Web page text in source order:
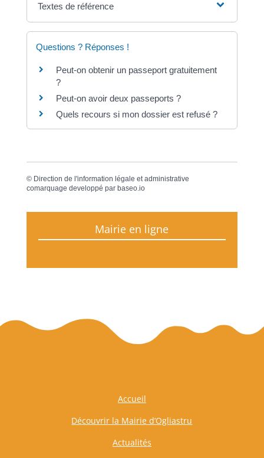
Textes de référence
Questions ? Réponses !
Peut-on obtenir un passeport gratuitement
?
Peut-on avoir deux passeports ?
Quels recours si mon dossier est refusé ?
© Direction de l'information légale et administrative
comarquage developpé par baseo.io
Mairie en ligne
Accueil
Découvrir la Mairie d’Ogliastru
Actualités